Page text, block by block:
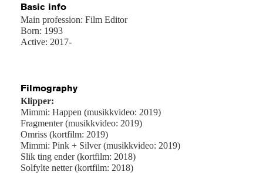
Basic info
Main profession: Film Editor
Born: 1993
Active: 2017-
Filmography
Klipper:
Mimmi: Happen (musikkvideo: 2019)
Fragmenter (musikkvideo: 2019)
Omriss (kortfilm: 2019)
Mimmi: Pink + Silver (musikkvideo: 2019)
Slik ting ender (kortfilm: 2018)
Solfylte netter (kortfilm: 2018)